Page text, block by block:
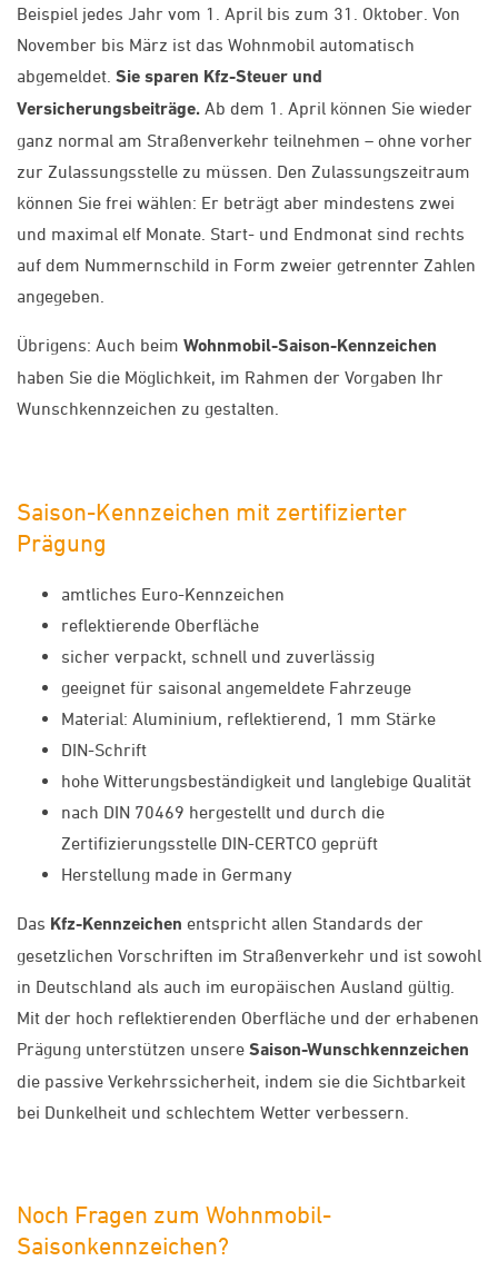
Beispiel jedes Jahr vom 1. April bis zum 31. Oktober. Von
November bis März ist das Wohnmobil automatisch
abgemeldet. Sie sparen Kfz-Steuer und
Versicherungsbeiträge. Ab dem 1. April können Sie wieder
ganz normal am Straßenverkehr teilnehmen – ohne vorher
zur Zulassungsstelle zu müssen. Den Zulassungszeitraum
können Sie frei wählen: Er beträgt aber mindestens zwei
und maximal elf Monate. Start- und Endmonat sind rechts
auf dem Nummernschild in Form zweier getrennter Zahlen
angegeben.
Übrigens: Auch beim Wohnmobil-Saison-Kennzeichen
haben Sie die Möglichkeit, im Rahmen der Vorgaben Ihr
Wunschkennzeichen zu gestalten.
Saison-Kennzeichen mit zertifizierter
Prägung
amtliches Euro-Kennzeichen
reflektierende Oberfläche
sicher verpackt, schnell und zuverlässig
geeignet für saisonal angemeldete Fahrzeuge
Material: Aluminium, reflektierend, 1 mm Stärke
DIN-Schrift
hohe Witterungsbeständigkeit und langlebige Qualität
nach DIN 70469 hergestellt und durch die
Zertifizierungsstelle DIN-CERTCO geprüft
Herstellung made in Germany
Das Kfz-Kennzeichen entspricht allen Standards der
gesetzlichen Vorschriften im Straßenverkehr und ist sowohl
in Deutschland als auch im europäischen Ausland gültig.
Mit der hoch reflektierenden Oberfläche und der erhabenen
Prägung unterstützen unsere Saison-Wunschkennzeichen
die passive Verkehrssicherheit, indem sie die Sichtbarkeit
bei Dunkelheit und schlechtem Wetter verbessern.
Noch Fragen zum Wohnmobil-
Saisonkennzeichen?